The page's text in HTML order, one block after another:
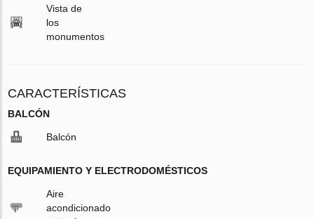
Vista de
los
monumentos
CARACTERÍSTICAS
BALCÓN
Balcón
EQUIPAMIENTO Y ELECTRODOMÉSTICOS
Aire
acondicionado